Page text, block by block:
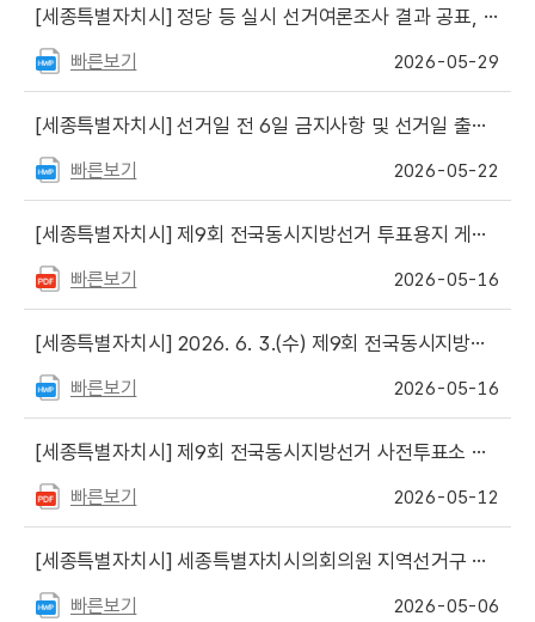
[세종특별자치시] 정당 등 실시 선거여론조사 결과 공표, 보도 금지 협조 요청
빠른보기 2026-05-29
[세종특별자치시] 선거일 전 6일 금지사항 및 선거일 출구조사 관련 공직선거법 안내
빠른보기 2026-05-22
[세종특별자치시] 제9회 전국동시지방선거 투표용지 게재순위(기호)
빠른보기 2026-05-16
[세종특별자치시] 2026. 6. 3.(수) 제9회 전국동시지방선거 선거기간 중 제한·금지되는 공직선거법 안내
빠른보기 2026-05-16
[세종특별자치시] 제9회 전국동시지방선거 사전투표소 설치 공고
빠른보기 2026-05-12
[세종특별자치시] 세종특별자치시의회의원 지역선거구 변경내역
빠른보기 2026-05-06